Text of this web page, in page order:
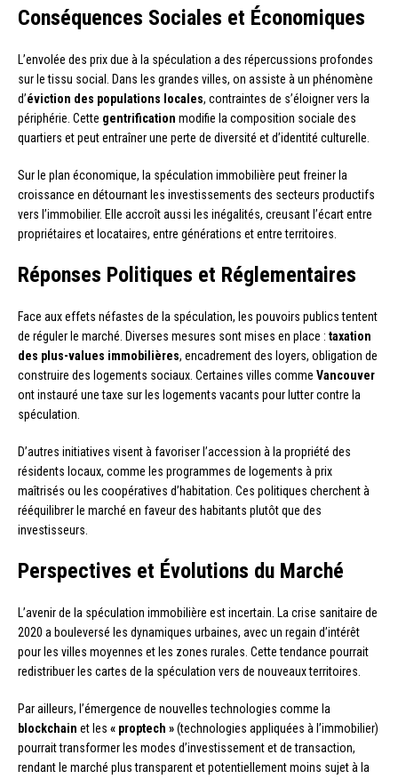
Conséquences Sociales et Économiques
L’envolée des prix due à la spéculation a des répercussions profondes
sur le tissu social. Dans les grandes villes, on assiste à un phénomène
d’éviction des populations locales, contraintes de s’éloigner vers la
périphérie. Cette gentrification modifie la composition sociale des
quartiers et peut entraîner une perte de diversité et d’identité culturelle.
Sur le plan économique, la spéculation immobilière peut freiner la
croissance en détournant les investissements des secteurs productifs
vers l’immobilier. Elle accroît aussi les inégalités, creusant l’écart entre
propriétaires et locataires, entre générations et entre territoires.
Réponses Politiques et Réglementaires
Face aux effets néfastes de la spéculation, les pouvoirs publics tentent
de réguler le marché. Diverses mesures sont mises en place : taxation
des plus-values immobilières, encadrement des loyers, obligation de
construire des logements sociaux. Certaines villes comme Vancouver
ont instauré une taxe sur les logements vacants pour lutter contre la
spéculation.
D’autres initiatives visent à favoriser l’accession à la propriété des
résidents locaux, comme les programmes de logements à prix
maîtrisés ou les coopératives d’habitation. Ces politiques cherchent à
rééquilibrer le marché en faveur des habitants plutôt que des
investisseurs.
Perspectives et Évolutions du Marché
L’avenir de la spéculation immobilière est incertain. La crise sanitaire de
2020 a bouleversé les dynamiques urbaines, avec un regain d’intérêt
pour les villes moyennes et les zones rurales. Cette tendance pourrait
redistribuer les cartes de la spéculation vers de nouveaux territoires.
Par ailleurs, l’émergence de nouvelles technologies comme la
blockchain et les « proptech »(technologies appliquées à l’immobilier)
pourrait transformer les modes d’investissement et de transaction,
rendant le marché plus transparent et potentiellement moins sujet à la